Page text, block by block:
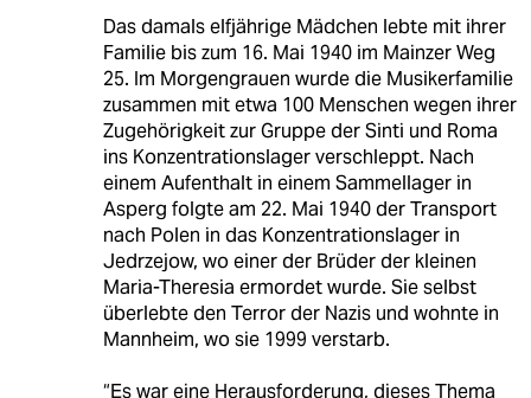
Das damals elfjährige Mädchen lebte mit ihrer
Familie bis zum 16. Mai 1940 im Mainzer Weg
25. Im Morgengrauen wurde die Musikerfamilie
zusammen mit etwa 100 Menschen wegen ihrer
Zugehörigkeit zur Gruppe der Sinti und Roma
ins Konzentrationslager verschleppt. Nach
einem Aufenthalt in einem Sammellager in
Asperg folgte am 22. Mai 1940 der Transport
nach Polen in das Konzentrationslager in
Jedrzejow, wo einer der Brüder der kleinen
Maria-Theresia ermordet wurde. Sie selbst
überlebte den Terror der Nazis und wohnte in
Mannheim, wo sie 1999 verstarb.
“Es war eine Herausforderung, dieses Thema